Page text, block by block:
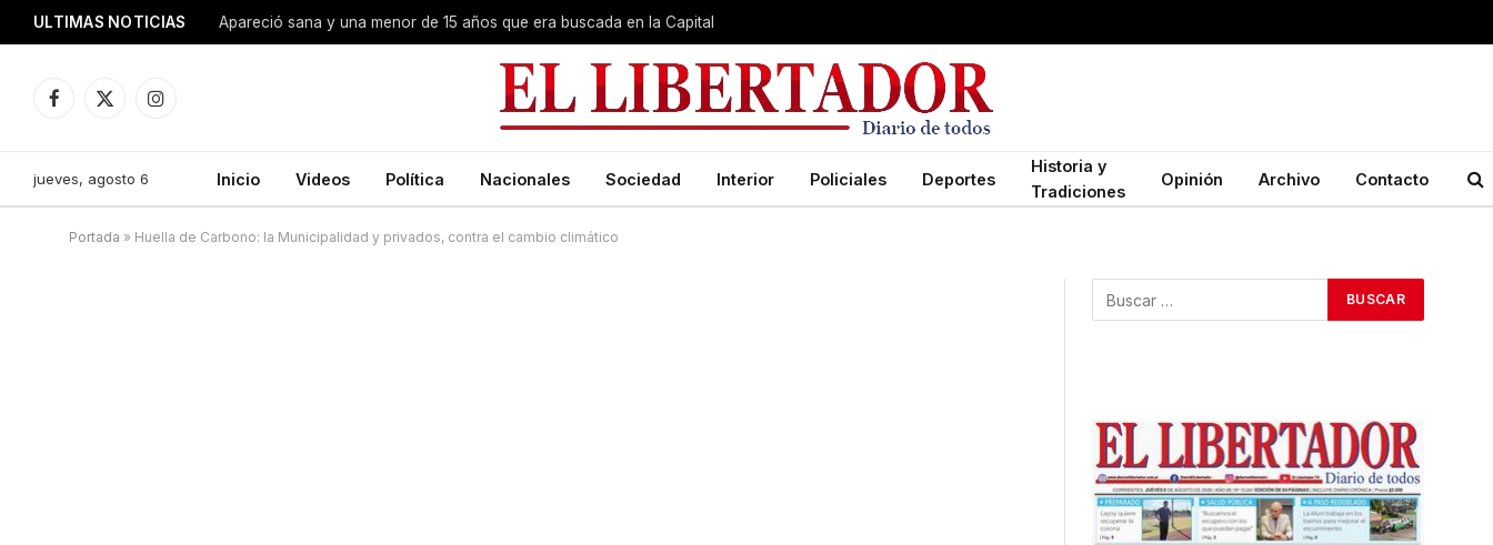
ULTIMAS NOTICIAS Apareció sana y una menor de 15 años que era buscada en la Capital
Facebook
X
Instagram
jueves, agosto 6 Inicio Videos Política Nacionales Sociedad Interior Policiales Deportes
Historia y
Tradiciones
Opinión Archivo Contacto
Portada » Huella de Carbono: la Municipalidad y privados, contra el cambio climático